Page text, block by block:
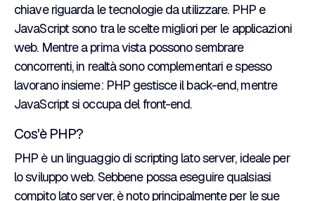
chiave riguarda le tecnologie da utilizzare. PHP e
JavaScript sono tra le scelte migliori per le applicazioni
web. Mentre a prima vista possono sembrare
concorrenti, in realtà sono complementari e spesso
lavorano insieme: PHP gestisce il back-end, mentre
JavaScript si occupa del front-end.
Cos'è PHP?
PHP è un linguaggio di scripting lato server, ideale per
lo sviluppo web. Sebbene possa eseguire qualsiasi
compito lato server, è noto principalmente per le sue